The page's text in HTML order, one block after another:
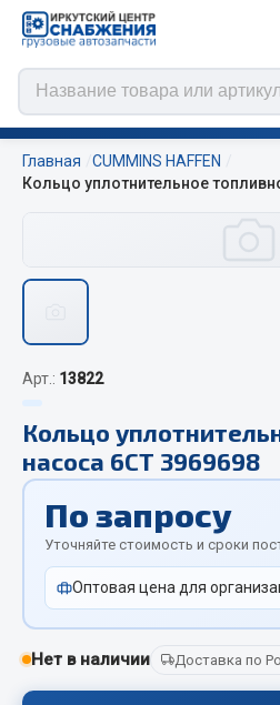
QITONG
Весь раздел
Отопители салона,
Автономные воздушные
Жидкостные подогреватели
Подогреватели тосола
Главная
CUMMINS HAFFEN
Кольцо уплотнительное
Арт.: 13822
Кольцо
насоса 6CT 3969698
По запросу
Уточняйте стоимость и сроки
Оптовая цена для
Нет в наличии Доставка по